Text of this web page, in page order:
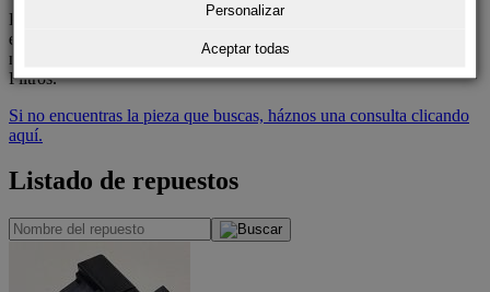
Para encontrar la pieza que buscas de manera precisa y evitar
errores, simplemente abre el despiece, encuentra la parte que
necesitas y haz clic en el número correspondiente en la sección de
Filtros.
Si no encuentras la pieza que buscas, háznos una consulta clicando
aquí.
Listado de repuestos
Personalizar
Aceptar todas